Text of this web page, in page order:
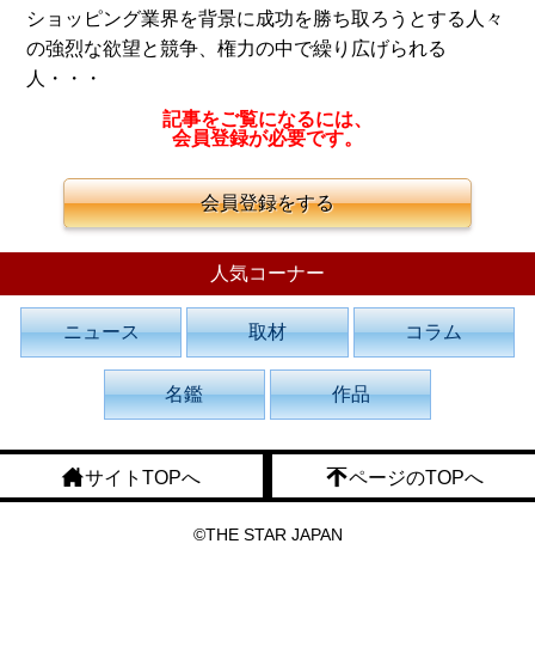
ショッピング業界を背景に成功を勝ち取ろうとする人々
の強烈な欲望と競争、権力の中で繰り広げられる
人・・・
記事をご覧になるには、
会員登録が必要です。
会員登録をする
人気コーナー
ニュース 取材 コラム
名鑑 作品
サイトTOPへ ページのTOPへ
©THE STAR JAPAN